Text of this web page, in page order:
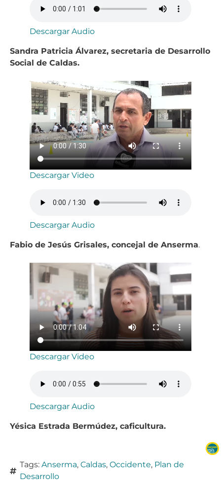
Descargar Audio
Sandra Patricia Álvarez, secretaria de Desarrollo
Social de Caldas.
Descargar Video
Descargar Audio
Fabio de Jesús Grisales, concejal de Anserma.
Descargar Video
Descargar Audio
Yésica Estrada Bermúdez, caficultura.
Tags: Anserma, Caldas, Occidente, Plan de
Desarrollo